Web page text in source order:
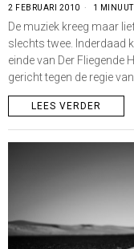
2 FEBRUARI 2010 1
De muziek kreeg maar
slechts twee. Inderdaad
einde van Der Fliegende
gericht tegen de regie
LEES VERDER